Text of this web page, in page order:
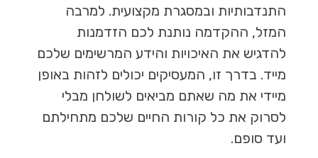
התנדבותיות ובמסגרת מקצועית. למרבה
המזל, ההקדמה נותנת לכם הזדמנות
להדגיש את האיכויות והידע המרשימים שלכם
מייד. בדרך זו, המעסיקים יכולים לזהות באופן
מיידי את מה שאתם מביאים לשולחן מבלי
לסרוק את כל קורות החיים שלכם מתחילתם
ועד סופם.